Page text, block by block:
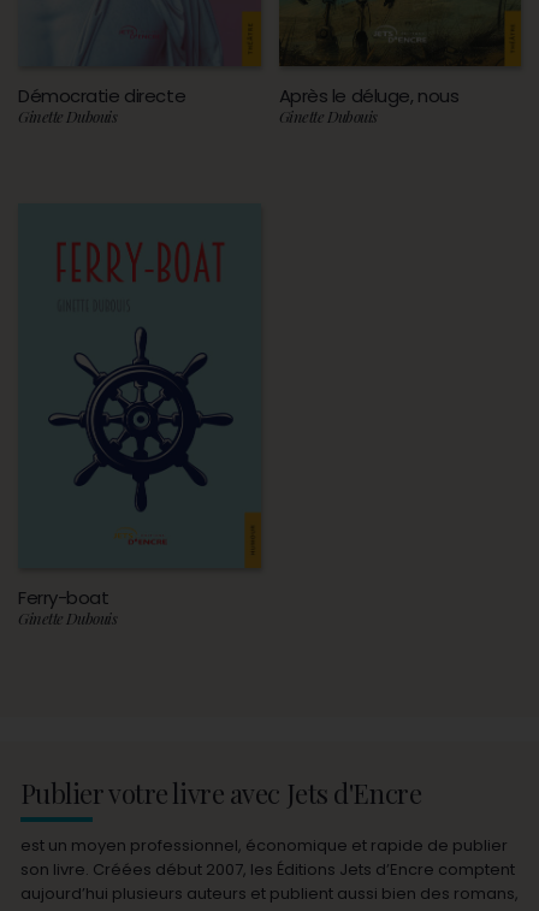
Démocratie directe
Ginette Dubouis
Après le déluge, nous
Ginette Dubouis
Ferry-boat
Ginette Dubouis
Publier votre livre avec Jets d'Encre
est un moyen professionnel, économique et rapide de publier
son livre. Créées début 2007, les Éditions Jets d’Encre comptent
aujourd’hui plusieurs auteurs et publient aussi bien des romans,